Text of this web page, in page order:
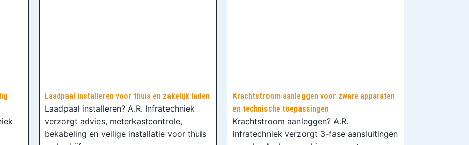
Laadpaal installeren voor thuis en zakelijk laden
Laadpaal installeren? A.R. Infratechniek
verzorgt advies, meterkastcontrole,
bekabeling en veilige installatie voor thuis
Krachtstroom aanleggen voor zware apparaten
en technische toepassingen
Krachtstroom aanleggen? A.R.
Infratechniek verzorgt 3-fase aansluitingen